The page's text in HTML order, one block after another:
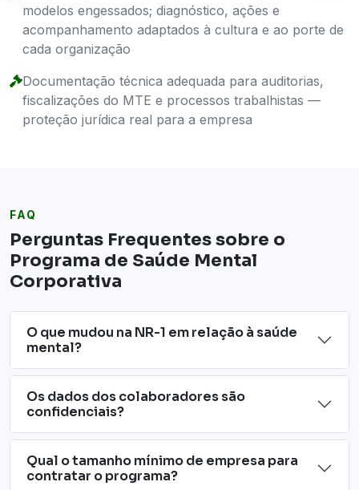
modelos engessados; diagnóstico, ações e
acompanhamento adaptados à cultura e ao porte de
cada organização
Documentação técnica adequada para auditorias,
fiscalizações do MTE e processos trabalhistas —
proteção jurídica real para a empresa
FAQ
Perguntas Frequentes sobre o
Programa de Saúde Mental
Corporativa
O que mudou na NR-1 em relação à saúde
mental?
Os dados dos colaboradores são
confidenciais?
Qual o tamanho mínimo de empresa para
contratar o programa?